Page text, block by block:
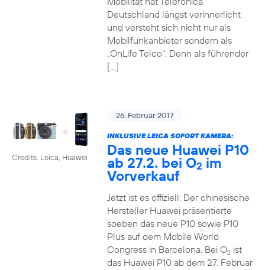
Deutschland längst verinnerlicht
und versteht sich nicht nur als
Mobilfunkanbieter sondern als
„OnLife Telco“. Denn als führender
[…]
Credits: Leica, Huawei
26. Februar 2017
INKLUSIVE LEICA SOFORT KAMERA:
Das neue Huawei P10
ab 27.2. bei O2 im
Vorverkauf
Jetzt ist es offiziell: Der chinesische
Hersteller Huawei präsentierte
soeben das neue P10 sowie P10
Plus auf dem Mobile World
Congress in Barcelona. Bei O2ist
das Huawei P10 ab dem 27. Februar